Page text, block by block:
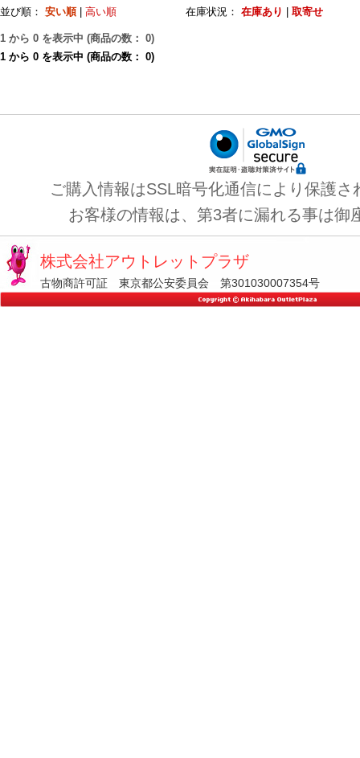
並び順： 安い順| 高い順 在庫状況： 在庫あり 取寄せ
1 から 0 を表示中 (商品の数： 0)
1 から 0 を表示中 (商品の数： 0)
ご購入情報はSSL暗号化通信により保護さ
お客様の情報は、第3者に漏れる事は御
株式会社アウトレットプラザ
古物商許可証 東京都公安委員会 第301030007354号